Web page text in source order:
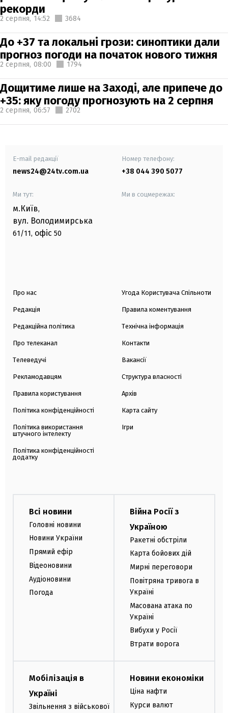
рекорди
2 серпня, 14:52 3684
До +37 та локальні грози: синоптики дали
прогноз погоди на початок нового тижня
2 серпня, 08:00 1794
Дощитиме лише на Заході, але припече до
+35: яку погоду прогнозують на 2 серпня
2 серпня, 06:57 2702
E-mail редакції
news24@24tv.com.ua
Номер телефону:
+38 044 390 5077
Ми тут:
м.Київ,
вул. Володимирська
61/11, офіс 50
Ми в соцмережах:
Про нас
Редакція
Редакційна політика
Про телеканал
Телеведучі
Рекламодавцям
Правила користування
Політика конфіденційності
Політика використання
штучного інтелекту
Політика конфіденційності
додатку
Угода Користувача Спільноти
Правила коментування
Технічна інформація
Контакти
Вакансії
Структура власності
Архів
Карта сайту
Ігри
Всі новини
Головні новини
Новини України
Прямий ефір
Відеоновини
Аудіоновини
Погода
Війна Росії з
Україною
Ракетні обстріли
Карта бойових дій
Мирні переговори
Повітряна тривога в
Україні
Масована атака по
Україні
Вибухи у Росії
Втрати ворога
Мобілізація в
Україні
Звільнення з військової
Новини економіки
Ціна нафти
Курси валют